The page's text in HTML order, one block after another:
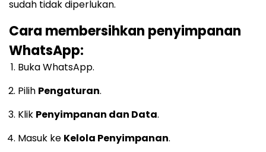
sudah tidak diperlukan.
Cara membersihkan penyimpanan
WhatsApp:
Buka WhatsApp.
Pilih Pengaturan.
Klik Penyimpanan dan Data.
Masuk ke Kelola Penyimpanan.